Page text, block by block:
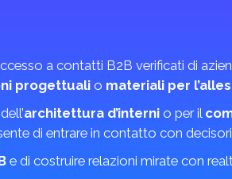
a contatti B2B verificati di
progettualio materiali per
architettura d’interni o per il
di entrare in contatto con
e di costruire relazioni mirate con